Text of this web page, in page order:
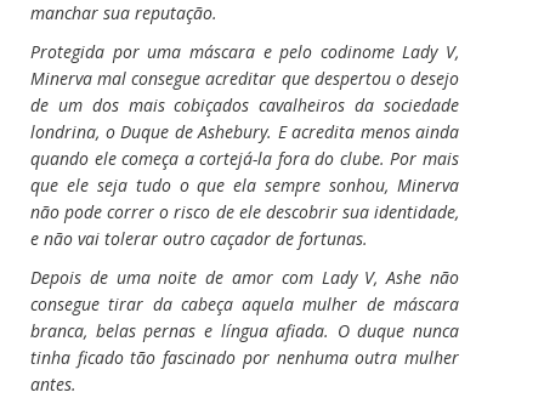
manchar sua reputação.
Protegida por uma máscara e pelo codinome Lady V,
Minerva mal consegue acreditar que despertou o desejo
de um dos mais cobiçados cavalheiros da sociedade
londrina, o Duque de Ashebury. E acredita menos ainda
quando ele começa a cortejá-la fora do clube. Por mais
que ele seja tudo o que ela sempre sonhou, Minerva
não pode correr o risco de ele descobrir sua identidade,
e não vai tolerar outro caçador de fortunas.
Depois de uma noite de amor com Lady V, Ashe não
consegue tirar da cabeça aquela mulher de máscara
branca, belas pernas e língua afiada. O duque nunca
tinha ficado tão fascinado por nenhuma outra mulher
antes.